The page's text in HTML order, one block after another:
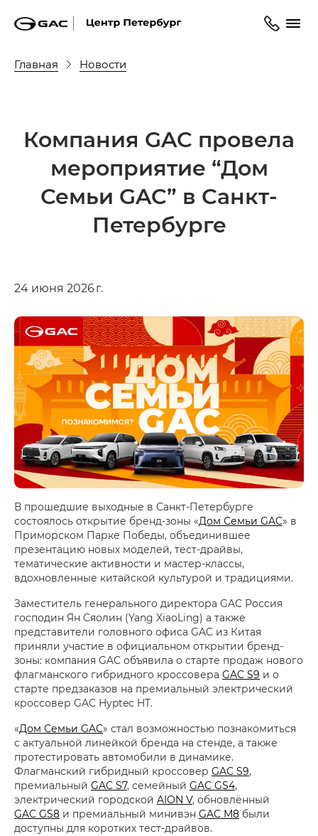
Главная Новости
Компания GAC провела
мероприятие “Дом
Семьи GAC” в Санкт-
Петербурге
24 июня 2026 г.
В прошедшие выходные в Санкт-Петербурге
состоялось открытие бренд-зоны «Дом Семьи GAC» в
Приморском Парке Победы, объединившее
презентацию новых моделей, тест-драйвы,
тематические активности и мастер-классы,
вдохновленные китайской культурой и традициями.
Заместитель генерального директора GAC Россия
господин Ян Сяолин (Yang XiaoLing) а также
представители головного офиса GAC из Китая
приняли участие в официальном открытии бренд-
зоны: компания GAC объявила о старте продаж нового
флагманского гибридного кроссовера GAC S9 и о
старте предзаказов на премиальный электрический
кроссовер GAC Hyptec HT.
«Дом Семьи GAC» стал возможностью познакомиться
с актуальной линейкой бренда на стенде, а также
протестировать автомобили в динамике.
Флагманский гибридный кроссовер GAC S9,
премиальный GAC S7, семейный GAC GS4,
электрический городской AION V, обновлённый
GAC GS8 и премиальный минивэн GAC M8 были
доступны для коротких тест-драйвов.